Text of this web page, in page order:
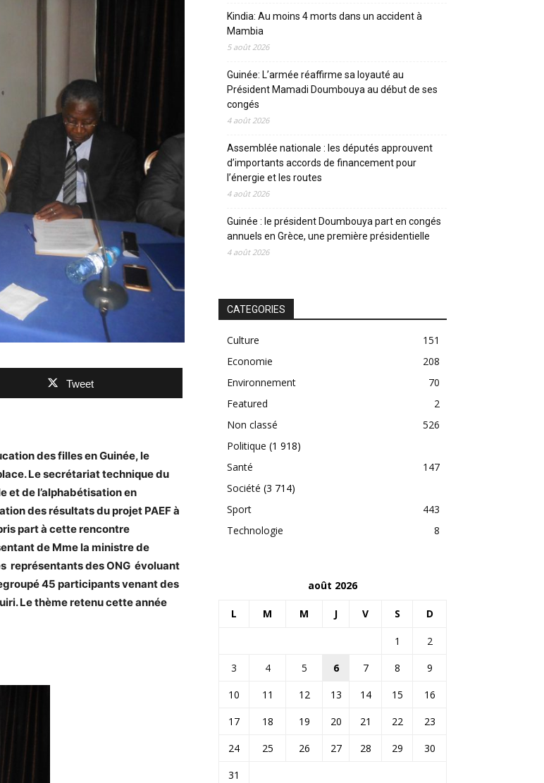
Tweet
des filles en Guinée, le
Le secrétariat technique du
et de l’alphabétisation en
des résultats du projet PAEF à
part à cette rencontre
de Mme la ministre de
représentants des ONG évoluant
45 participants venant des
Le thème retenu cette année
Kindia: Au moins 4 morts dans un accident à
Mambia
5 août 2026
Guinée: L’armée réaffirme sa loyauté au
Président Mamadi Doumbouya au début de ses
congés
4 août 2026
Assemblée nationale : les députés approuvent
d’importants accords de financement pour
l’énergie et les routes
4 août 2026
Guinée : le président Doumbouya part en congés
annuels en Grèce, une première présidentielle
4 août 2026
CATEGORIES
Culture
151
Economie
208
Environnement
70
Featured
2
Non classé
526
Politique (1 918)
Santé
147
Société (3 714)
Sport
443
Technologie
8
août 2026
L M M J V S D
1
2
3
4 5 6 7 8
9
10
11 12 13 14 15
16
17
18 19 20 21 22
23
24
25 26 27 28 29
30
31